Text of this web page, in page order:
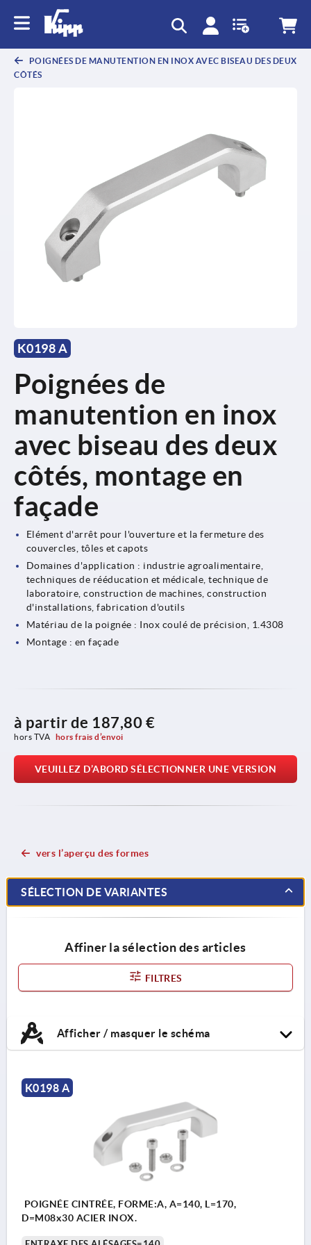
POIGNÉES DE MANUTENTION EN INOX AVEC BISEAU DES DEUX
CÔTÉS
K0198 A
Poignées de
manutention en inox
avec biseau des deux
côtés, montage en
façade
Elément d'arrêt pour l'ouverture et la fermeture des
couvercles, tôles et capots
Domaines d'application : industrie agroalimentaire,
techniques de rééducation et médicale, technique de
laboratoire, construction de machines, construction
d'installations, fabrication d'outils
Matériau de la poignée : Inox coulé de précision, 1.4308
Montage : en façade
à partir de 187,80 €
hors TVA hors frais d’envoi
VEUILLEZ D’ABORD SÉLECTIONNER UNE VERSION
vers l’aperçu des formes
SÉLECTION DE VARIANTES
Affiner la sélection des articles
FILTRES
Afficher / masquer le schéma
K0198 A
POIGNÉE CINTRÉE, FORME:A, A=140, L=170,
D=M08x30 ACIER INOX.